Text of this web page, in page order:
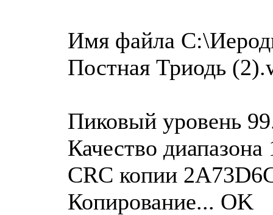
Имя файла
Постная Триодь
Пиковый уровень
Качество диапазона
CRC копии
Копирование... OK